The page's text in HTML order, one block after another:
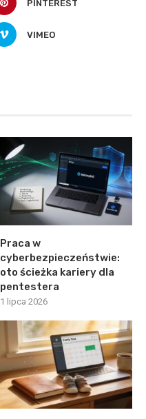
PINTEREST
VIMEO
Praca w
cyberbezpieczeństwie:
oto ścieżka kariery dla
pentestera
1 lipca 2026